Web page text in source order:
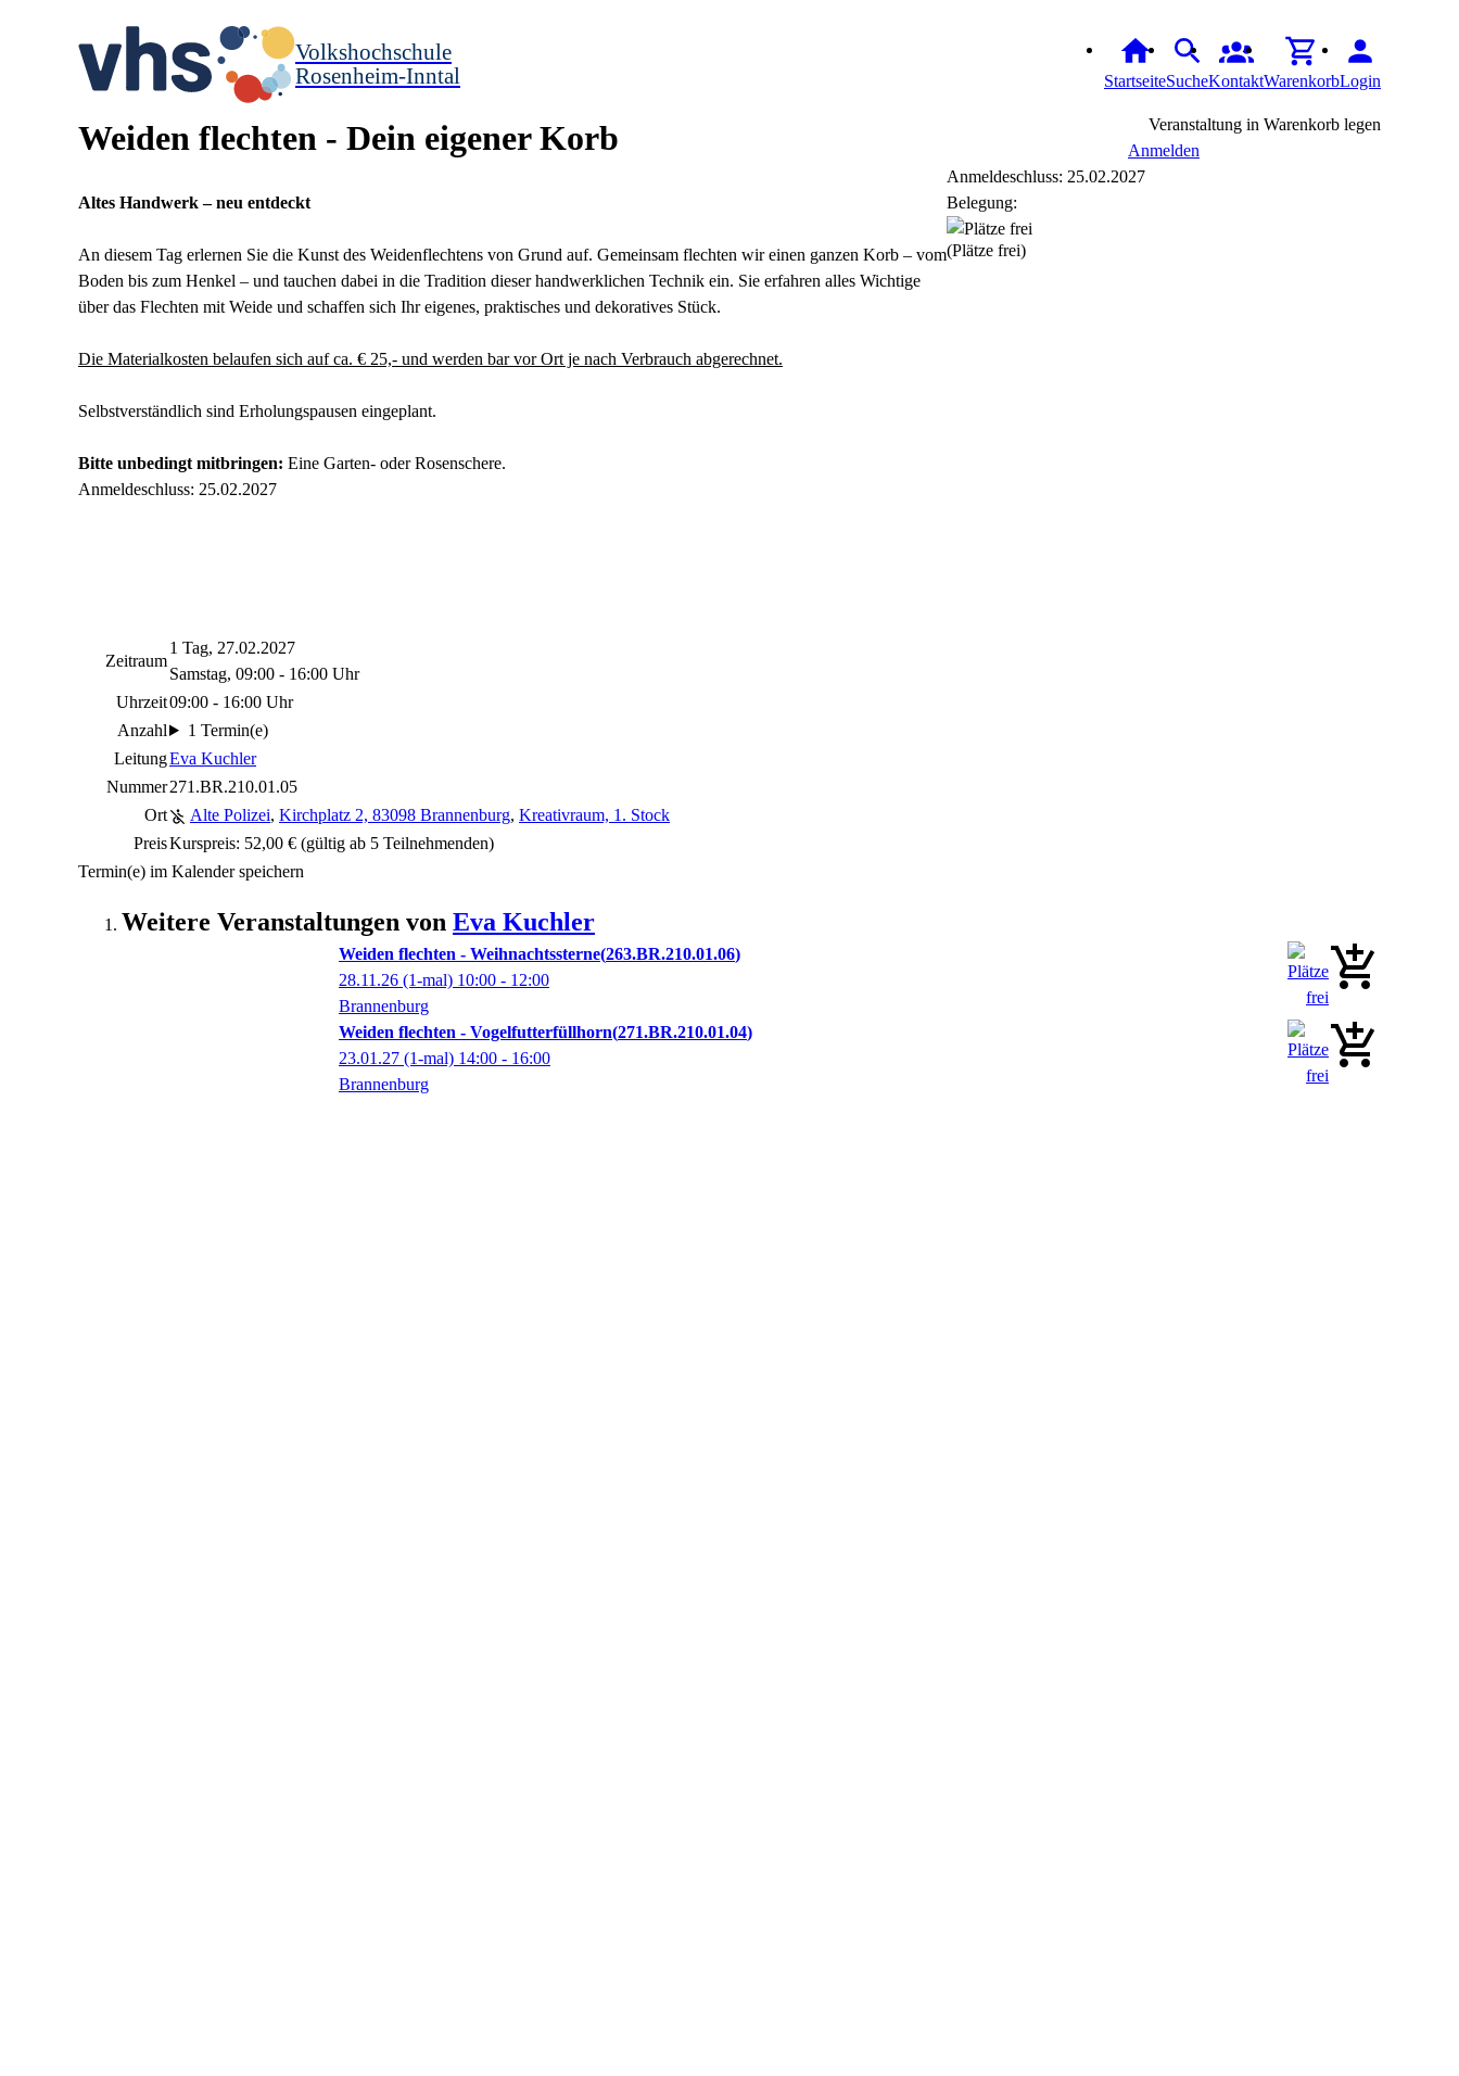
Volkshochschule
Rosenheim-Inntal
StartseiteSucheKontaktWarenkorbLogin
Weiden flechten - Dein eigener Korb
Altes Handwerk – neu entdeckt
An diesem Tag erlernen Sie die Kunst des Weidenflechtens von Grund auf. Gemeinsam flechten wir einen ganzen Korb – vom
Boden bis zum Henkel – und tauchen dabei in die Tradition dieser handwerklichen Technik ein. Sie erfahren alles Wichtige
über das Flechten mit Weide und schaffen sich Ihr eigenes, praktisches und dekoratives Stück.
Die Materialkosten belaufen sich auf ca. € 25,- und werden bar vor Ort je nach Verbrauch abgerechnet.
Selbstverständlich sind Erholungspausen eingeplant.
Bitte unbedingt mitbringen: Eine Garten- oder Rosenschere.
Anmeldeschluss: 25.02.2027
Zeitraum
1 Tag, 27.02.2027
Samstag, 09:00 - 16:00 Uhr
Uhrzeit09:00 - 16:00 Uhr
Anzahl
1 Termin(e)
LeitungEva Kuchler
Nummer271.BR.210.01.05
Ort
Alte Polizei, Kirchplatz 2, 83098 Brannenburg, Kreativraum, 1. Stock
PreisKurspreis: 52,00 € (gültig ab 5 Teilnehmenden)
Termin(e) im Kalender speichern
Veranstaltung in Warenkorb legen
Anmelden
Anmeldeschluss: 25.02.2027
Belegung:
(Plätze frei)
Weitere Veranstaltungen von Eva Kuchler
Weiden flechten - Weihnachtssterne 263.BR.210.01.06
28.11.26 (1-mal) 10:00 - 12:00
Brannenburg
Weiden flechten - Vogelfutterfüllhorn 271.BR.210.01.04
23.01.27 (1-mal) 14:00 - 16:00
Brannenburg